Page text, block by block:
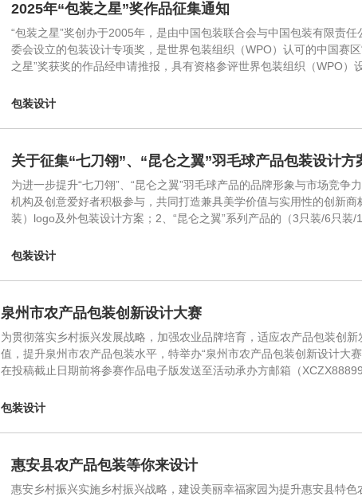
2025年“包装之星”奖作品征集通知
“包装之星”奖创办于2005年，是由中国包装联合会与中国包装有限责
委会设立的包装设计专项奖，是世界包装组织（WPO）认可的中国赛
之星”奖获奖的作品经申请推报，具有资格参评世界包装组织（WPO
包装设计
关于征集“七刀翎”、“昆仑之翼”羽毛球产品包装设计方
为进一步提升“七刀翎”、“昆仑之翼”羽毛球产品的品牌形象与市场竞
机构及创意爱好者积极参与，共同打造兼具美学价值与实用性的创新
装）logo及外包装设计方案；2、“昆仑之翼”系列产品的（3只装/6只
包装设计
泉州市农产品包装创新设计大赛
为贯彻落实乡村振兴发展战略，加强农业品牌培育，适应农产品包装创
值，提升泉州市农产品包装水平，特举办“泉州市农产品包装创新设计大
在投稿截止日期前将参赛作品电子版发送至活动承办方邮箱（
包装设计
惠安县农产品包装等你来设计
惠安乡村振兴实施乡村振兴战略，建设美丽幸福家园为提升惠安县特色